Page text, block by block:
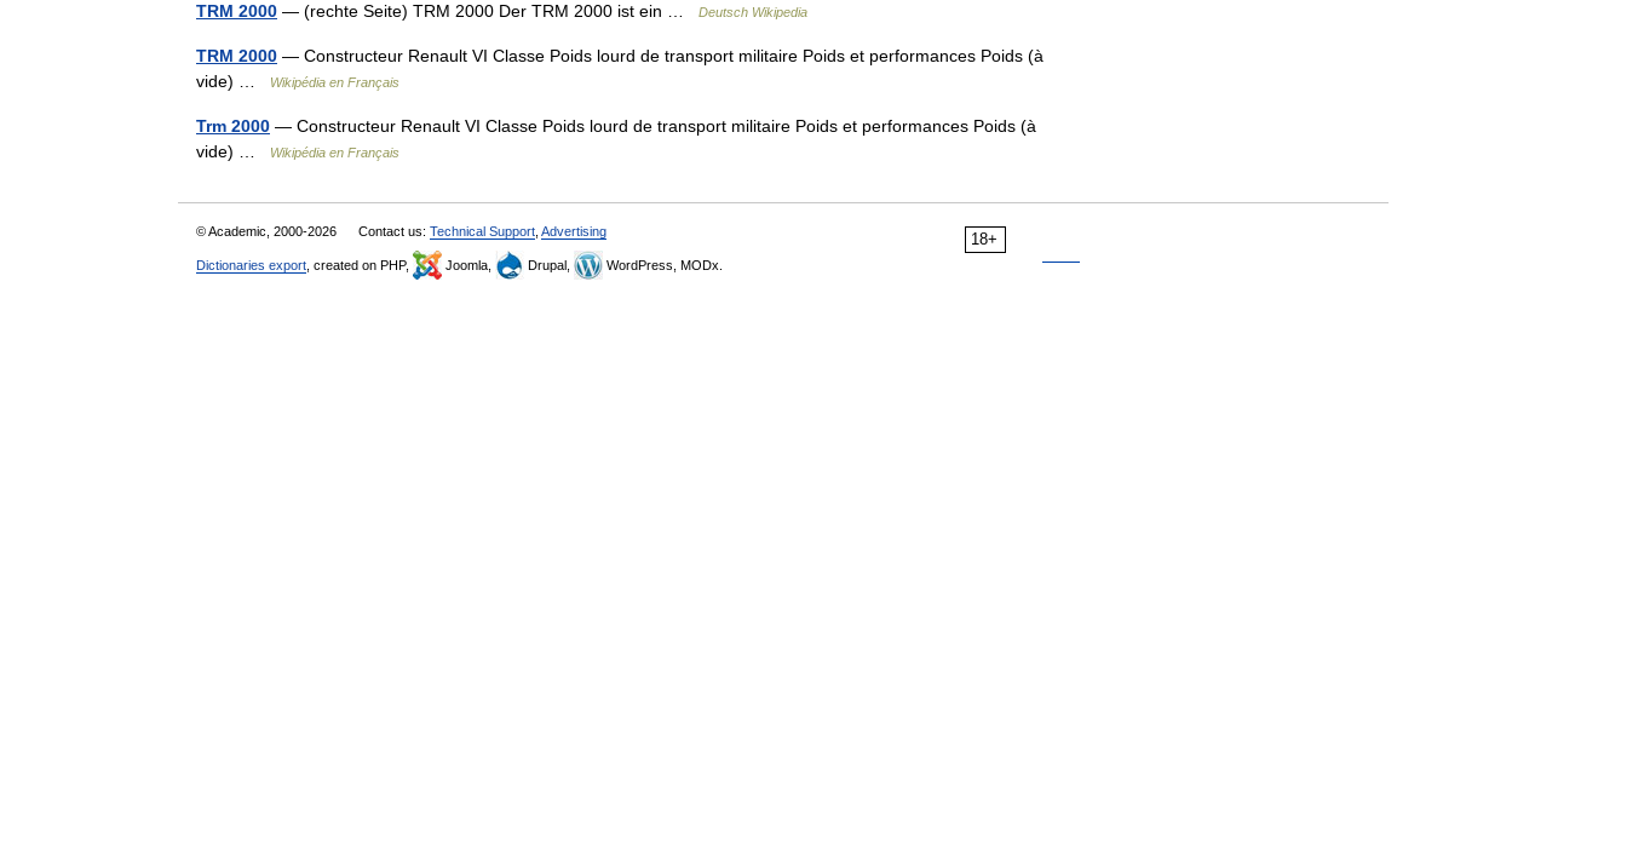
TRM 2000 — (rechte Seite) TRM 2000 Der TRM 2000 ist ein … Deutsch Wikipedia
TRM 2000 — Constructeur Renault VI Classe Poids lourd de transport militaire Poids et performances Poids (à
vide) …
Wikipédia en Français
Trm 2000 — Constructeur Renault VI Classe Poids lourd de transport militaire Poids et performances Poids (à
vide) …
Wikipédia en Français
18+
© Academic, 2000-2026 Contact us: Technical Support Advertising
Dictionaries export , created on PHP, Joomla, Drupal, WordPress, MODx.